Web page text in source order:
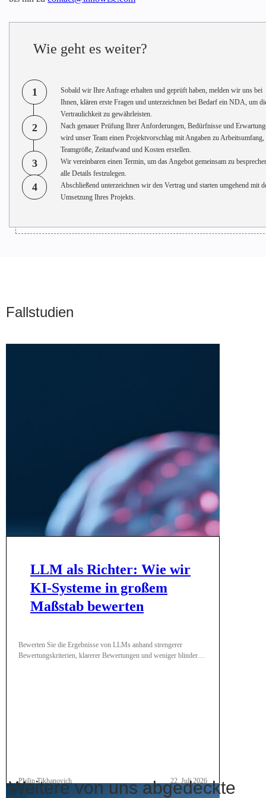
Wie geht es weiter?
1
Sobald wir Ihre Anfrage erhalten und geprüft haben, melden wir uns bei
Ihnen, klären erste Fragen und unterzeichnen bei Bedarf ein NDA, um
Vertraulichkeit zu gewährleisten.
2
Nach genauer Prüfung Ihrer Anforderungen, Bedürfnisse und
wird unser Team einen Projektvorschlag mit Angaben zu Arbeitsumfang,
Teamgröße, Zeitaufwand und Kosten erstellen.
3
Wir vereinbaren einen Termin, um das Angebot gemeinsam zu
alle Details festzulegen.
4
Abschließend unterzeichnen wir den Vertrag und starten umgehend mit
Umsetzung Ihres Projekts.
Fallstudien
LLM als Richter: Wie wir
KI-Systeme in großem
Maßstab bewerten
Bewerten Sie die Ergebnisse von LLMs anhand strengerer
Bewertungskriterien, klarerer Bewertungen und weniger blinder
Philip Tikhanovich 22. Juli 2026
Weitere von uns abgedeckte